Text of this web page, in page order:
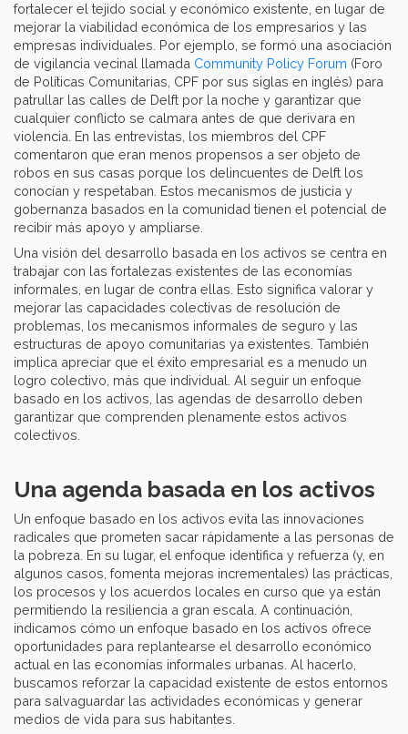
fortalecer el tejido social y económico existente, en lugar de
mejorar la viabilidad económica de los empresarios y las
empresas individuales. Por ejemplo, se formó una asociación
de vigilancia vecinal llamada Community Policy Forum (Foro
de Políticas Comunitarias, CPF por sus siglas en inglés) para
patrullar las calles de Delft por la noche y garantizar que
cualquier conflicto se calmara antes de que derivara en
violencia. En las entrevistas, los miembros del CPF
comentaron que eran menos propensos a ser objeto de
robos en sus casas porque los delincuentes de Delft los
conocían y respetaban. Estos mecanismos de justicia y
gobernanza basados en la comunidad tienen el potencial de
recibir más apoyo y ampliarse.
Una visión del desarrollo basada en los activos se centra en
trabajar con las fortalezas existentes de las economías
informales, en lugar de contra ellas. Esto significa valorar y
mejorar las capacidades colectivas de resolución de
problemas, los mecanismos informales de seguro y las
estructuras de apoyo comunitarias ya existentes. También
implica apreciar que el éxito empresarial es a menudo un
logro colectivo, más que individual. Al seguir un enfoque
basado en los activos, las agendas de desarrollo deben
garantizar que comprenden plenamente estos activos
colectivos.
Una agenda basada en los activos
Un enfoque basado en los activos evita las innovaciones
radicales que prometen sacar rápidamente a las personas de
la pobreza. En su lugar, el enfoque identifica y refuerza (y, en
algunos casos, fomenta mejoras incrementales) las prácticas,
los procesos y los acuerdos locales en curso que ya están
permitiendo la resiliencia a gran escala. A continuación,
indicamos cómo un enfoque basado en los activos ofrece
oportunidades para replantearse el desarrollo económico
actual en las economías informales urbanas. Al hacerlo,
buscamos reforzar la capacidad existente de estos entornos
para salvaguardar las actividades económicas y generar
medios de vida para sus habitantes.